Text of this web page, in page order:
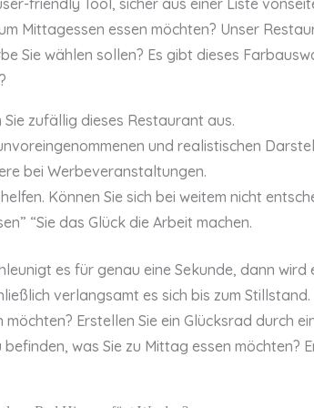
Mittagessen essen möchten? Unser
Sie wählen sollen? Es gibt dieses
zufällig dieses Restaurant aus.
und realistischen
bei Werbeveranstaltungen.
Können Sie sich bei weitem nicht
“Sie das Glück die Arbeit machen.
es für genau eine Sekunde, dann wird
verlangsamt es sich bis zum Stillstand.
Erstellen Sie ein Glücksrad durch
was Sie zu Mittag essen möchten?